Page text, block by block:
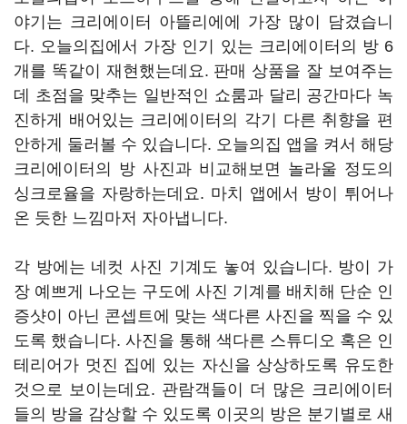
야기는 크리에이터 아뜰리에에 가장 많이 담겼습니
다. 오늘의집에서 가장 인기 있는 크리에이터의 방 6
개를 똑같이 재현했는데요. 판매 상품을 잘 보여주는
데 초점을 맞추는 일반적인 쇼룸과 달리 공간마다 녹
진하게 배어있는 크리에이터의 각기 다른 취향을 편
안하게 둘러볼 수 있습니다. 오늘의집 앱을 켜서 해당
크리에이터의 방 사진과 비교해보면 놀라울 정도의
싱크로율을 자랑하는데요. 마치 앱에서 방이 튀어나
온 듯한 느낌마저 자아냅니다.
각 방에는 네컷 사진 기계도 놓여 있습니다. 방이 가
장 예쁘게 나오는 구도에 사진 기계를 배치해 단순 인
증샷이 아닌 콘셉트에 맞는 색다른 사진을 찍을 수 있
도록 했습니다. 사진을 통해 색다른 스튜디오 혹은 인
테리어가 멋진 집에 있는 자신을 상상하도록 유도한
것으로 보이는데요. 관람객들이 더 많은 크리에이터
들의 방을 감상할 수 있도록 이곳의 방은 분기별로 새